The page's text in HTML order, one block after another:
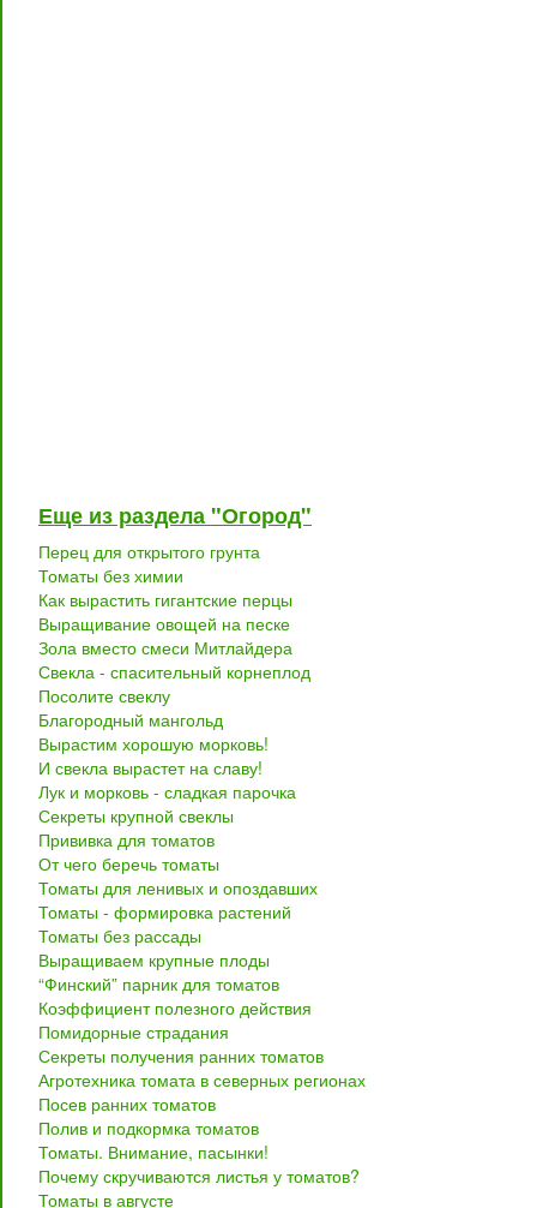
Еще из раздела "Огород"
Перец для открытого грунта
Томаты без химии
Как вырастить гигантские перцы
Выращивание овощей на песке
Зола вместо смеси Митлайдера
Свекла - спасительный корнеплод
Посолите свеклу
Благородный мангольд
Вырастим хорошую морковь!
И свекла вырастет на славу!
Лук и морковь - сладкая парочка
Секреты крупной свеклы
Прививка для томатов
От чего беречь томаты
Томаты для ленивых и опоздавших
Томаты - формировка растений
Томаты без рассады
Выращиваем крупные плоды
“Финский” парник для томатов
Коэффициент полезного действия
Помидорные страдания
Секреты получения ранних томатов
Агротехника томата в северных регионах
Посев ранних томатов
Полив и подкормка томатов
Томаты. Внимание, пасынки!
Почему скручиваются листья у томатов?
Томаты в августе